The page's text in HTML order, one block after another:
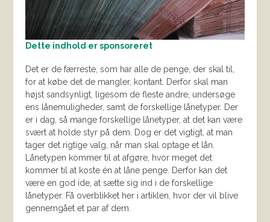
Dette indhold er sponsoreret
Det er de færreste, som har alle de penge, der skal til,
for at købe det de mangler, kontant. Derfor skal man
højst sandsynligt, ligesom de fleste andre, undersøge
ens lånemuligheder, samt de forskellige lånetyper. Der
er i dag, så mange forskellige lånetyper, at det kan være
svært at holde styr på dem. Dog er det vigtigt, at man
tager det rigtige valg, når man skal optage et lån.
Lånetypen kommer til at afgøre, hvor meget det
kommer til at koste én at låne penge. Derfor kan det
være en god ide, at sætte sig ind i de forskellige
lånetyper. Få overblikket her i artiklen, hvor der vil blive
gennemgået et par af dem.